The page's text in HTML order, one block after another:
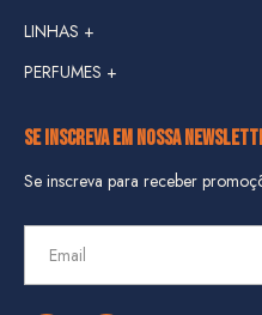
KIT VIAGEM
COMBOS
LINHAS +
LINHA DANGER +
LINHA HIPSTER +
LINHA GASOLINE +
PERFUMES +
SE INSCREVA EM NOSSA
Se inscreva para receber